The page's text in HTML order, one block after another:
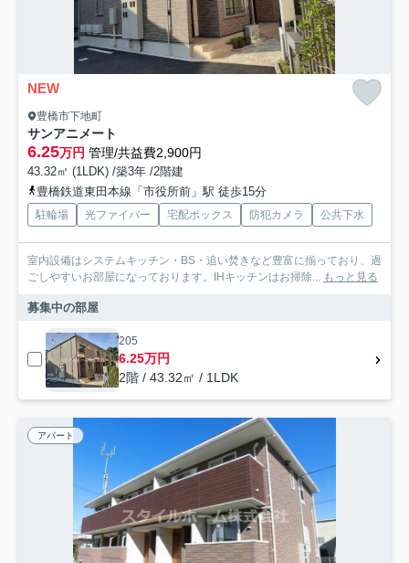
NEW
豊橋市下地町
サンアニメート
6.25万円 管理/共益費2,900円
43.32㎡ (1LDK) /築3年 /2階建
豊橋鉄道東田本線「市役所前」駅 徒歩15分
駐輪場 光ファイバー 宅配ボックス 防犯カメラ 公共下水
室内設備はシステムキッチン・BS・追い焚きなど豊富に揃っており、過
ごしやすいお部屋になっております。IHキッチンはお掃除...
もっと見る
募集中の部屋
205
6.25万円
2階 / 43.32㎡ / 1LDK
アパート